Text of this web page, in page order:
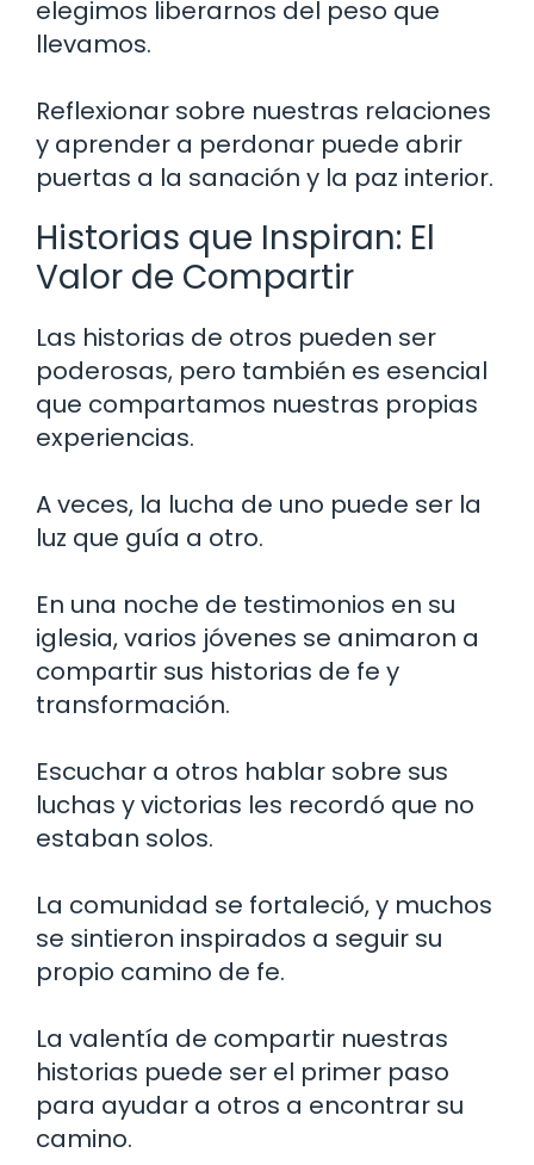
elegimos liberarnos del peso que
llevamos.
Reflexionar sobre nuestras relaciones
y aprender a perdonar puede abrir
puertas a la sanación y la paz interior.
Historias que Inspiran: El
Valor de Compartir
Las historias de otros pueden ser
poderosas, pero también es esencial
que compartamos nuestras propias
experiencias.
A veces, la lucha de uno puede ser la
luz que guía a otro.
En una noche de testimonios en su
iglesia, varios jóvenes se animaron a
compartir sus historias de fe y
transformación.
Escuchar a otros hablar sobre sus
luchas y victorias les recordó que no
estaban solos.
La comunidad se fortaleció, y muchos
se sintieron inspirados a seguir su
propio camino de fe.
La valentía de compartir nuestras
historias puede ser el primer paso
para ayudar a otros a encontrar su
camino.